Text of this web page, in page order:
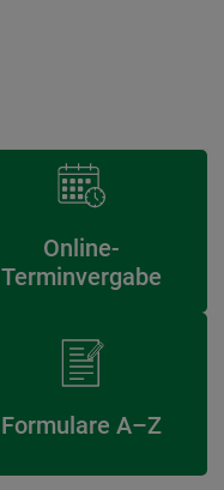
Online-
Terminvergabe
Formulare A–Z